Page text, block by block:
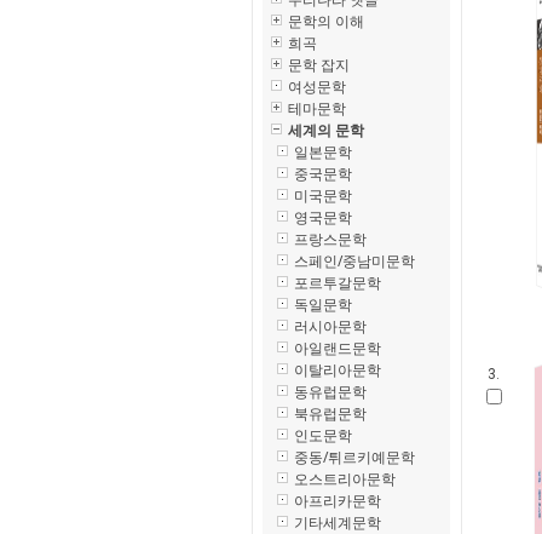
문학의 이해
희곡
문학 잡지
여성문학
테마문학
세계의 문학
일본문학
중국문학
미국문학
영국문학
프랑스문학
스페인/중남미문학
포르투갈문학
독일문학
러시아문학
아일랜드문학
이탈리아문학
동유럽문학
북유럽문학
인도문학
중동/튀르키예문학
오스트리아문학
아프리카문학
기타세계문학
3.